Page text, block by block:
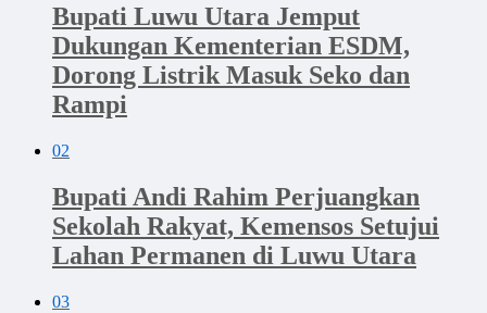
Bupati Luwu Utara Jemput
Dukungan Kementerian ESDM,
Dorong Listrik Masuk Seko dan
Rampi
02
Bupati Andi Rahim Perjuangkan
Sekolah Rakyat, Kemensos Setujui
Lahan Permanen di Luwu Utara
03